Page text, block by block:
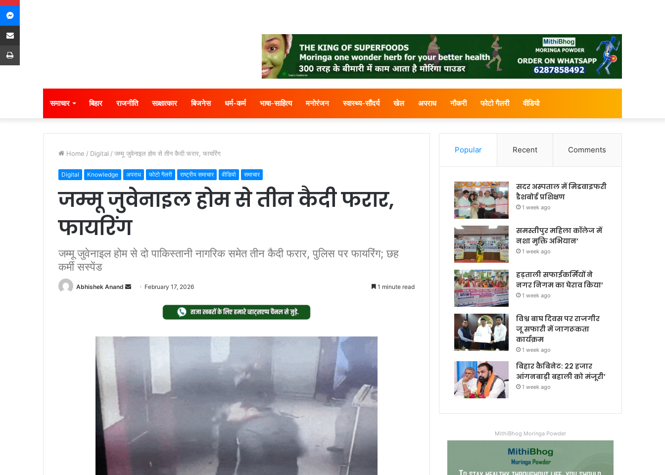
समाचार बिहार राजनीति साक्षात्कार बिजनेस धर्म-कर्म भाषा-साहित्य मनोरंजन स्वास्थ्य-सौंदर्य खेल अपराध नौकरी फोटो गैलरी वीडियो
Home / Digital / जम्मू जुवेनाइल होम से तीन कैदी फरार, फायरिंग
Digital Knowledge अपराध फोटो गैलरी राष्ट्रीय समाचार वीडियो समाचार
जम्मू जुवेनाइल होम से तीन कैदी फरार,
फायरिंग
जम्मू जुवेनाइल होम से दो पाकिस्तानी नागरिक समेत तीन कैदी फरार, पुलिस पर फायरिंग; छह
कर्मी सस्पेंड
Abhishek Anand
Send February 17, 2026 1 minute read
Popular Recent Comments
सदर अस्पताल में मिडवाइफरी
डैशबोर्ड प्रशिक्षण
1 week ago
समस्तीपुर महिला कॉलेज में
नशा मुक्ति अभियान’
1 week ago
हड़ताली सफाईकर्मियों ने
नगर निगम का घेराव किया’
1 week ago
विश्व बाघ दिवस पर राजगीर
जू सफारी में जागरूकता
कार्यक्रम
1 week ago
बिहार कैबिनेट: 22 हजार
आंगनबाड़ी बहाली को मंजूरी’
1 week ago
MithiBhog Moringa Powder
Messenger
Share via Email